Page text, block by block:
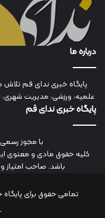
درباره ما
پایگاه خبری ندای قم تلاش
علمیه، ورزشی، مدیریت شهری،
پایگاه خبری ندای قم
با مجوز
کلیه حقوق مادی و معنوی
باشد. صاحب امتیاز
تمامی حقوق برای